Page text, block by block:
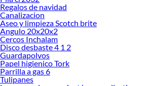
Regalos de navidad
Canalizacion
Aseo y limpieza Scotch brite
Angulo 20x20x2
Cercos Inchalam
Disco desbaste 4 1 2
Guardapolvos
Papel higienico Tork
Parrilla a gas 6
Tulipanes